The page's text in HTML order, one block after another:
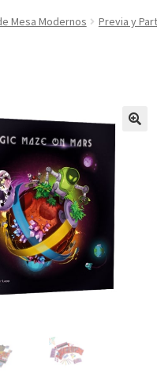
Mesa Modernos Previa y